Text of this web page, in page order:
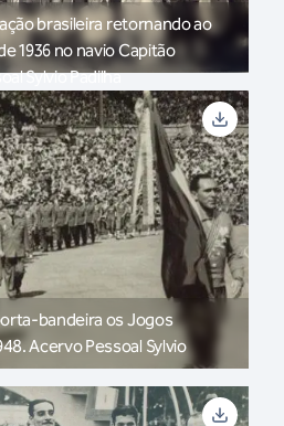
brasileira retornando ao
1936 no navio Capitão
Sylvio Padilha
bandeira os Jogos
Acervo Pessoal Sylvio